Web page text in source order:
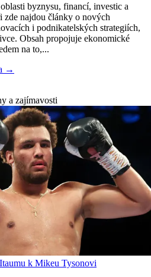
byznysu, financí, investic a
zde najdou články o nových
i podnikatelských strategiích,
Obsah propojuje ekonomické
na to,...
→
a zajímavosti
k Mikeu Tysonovi